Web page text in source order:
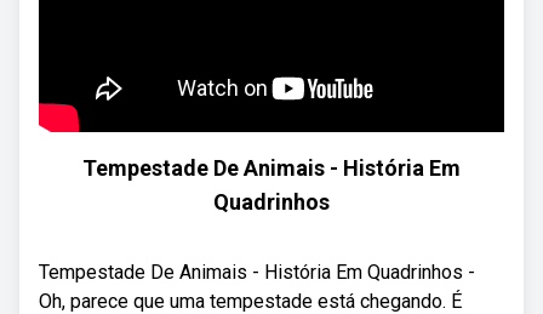
Tempestade De Animais - História Em
Quadrinhos
Tempestade De Animais - História Em Quadrinhos -
Oh, parece que uma tempestade está chegando. É